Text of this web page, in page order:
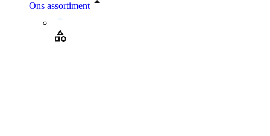
Ons assortiment